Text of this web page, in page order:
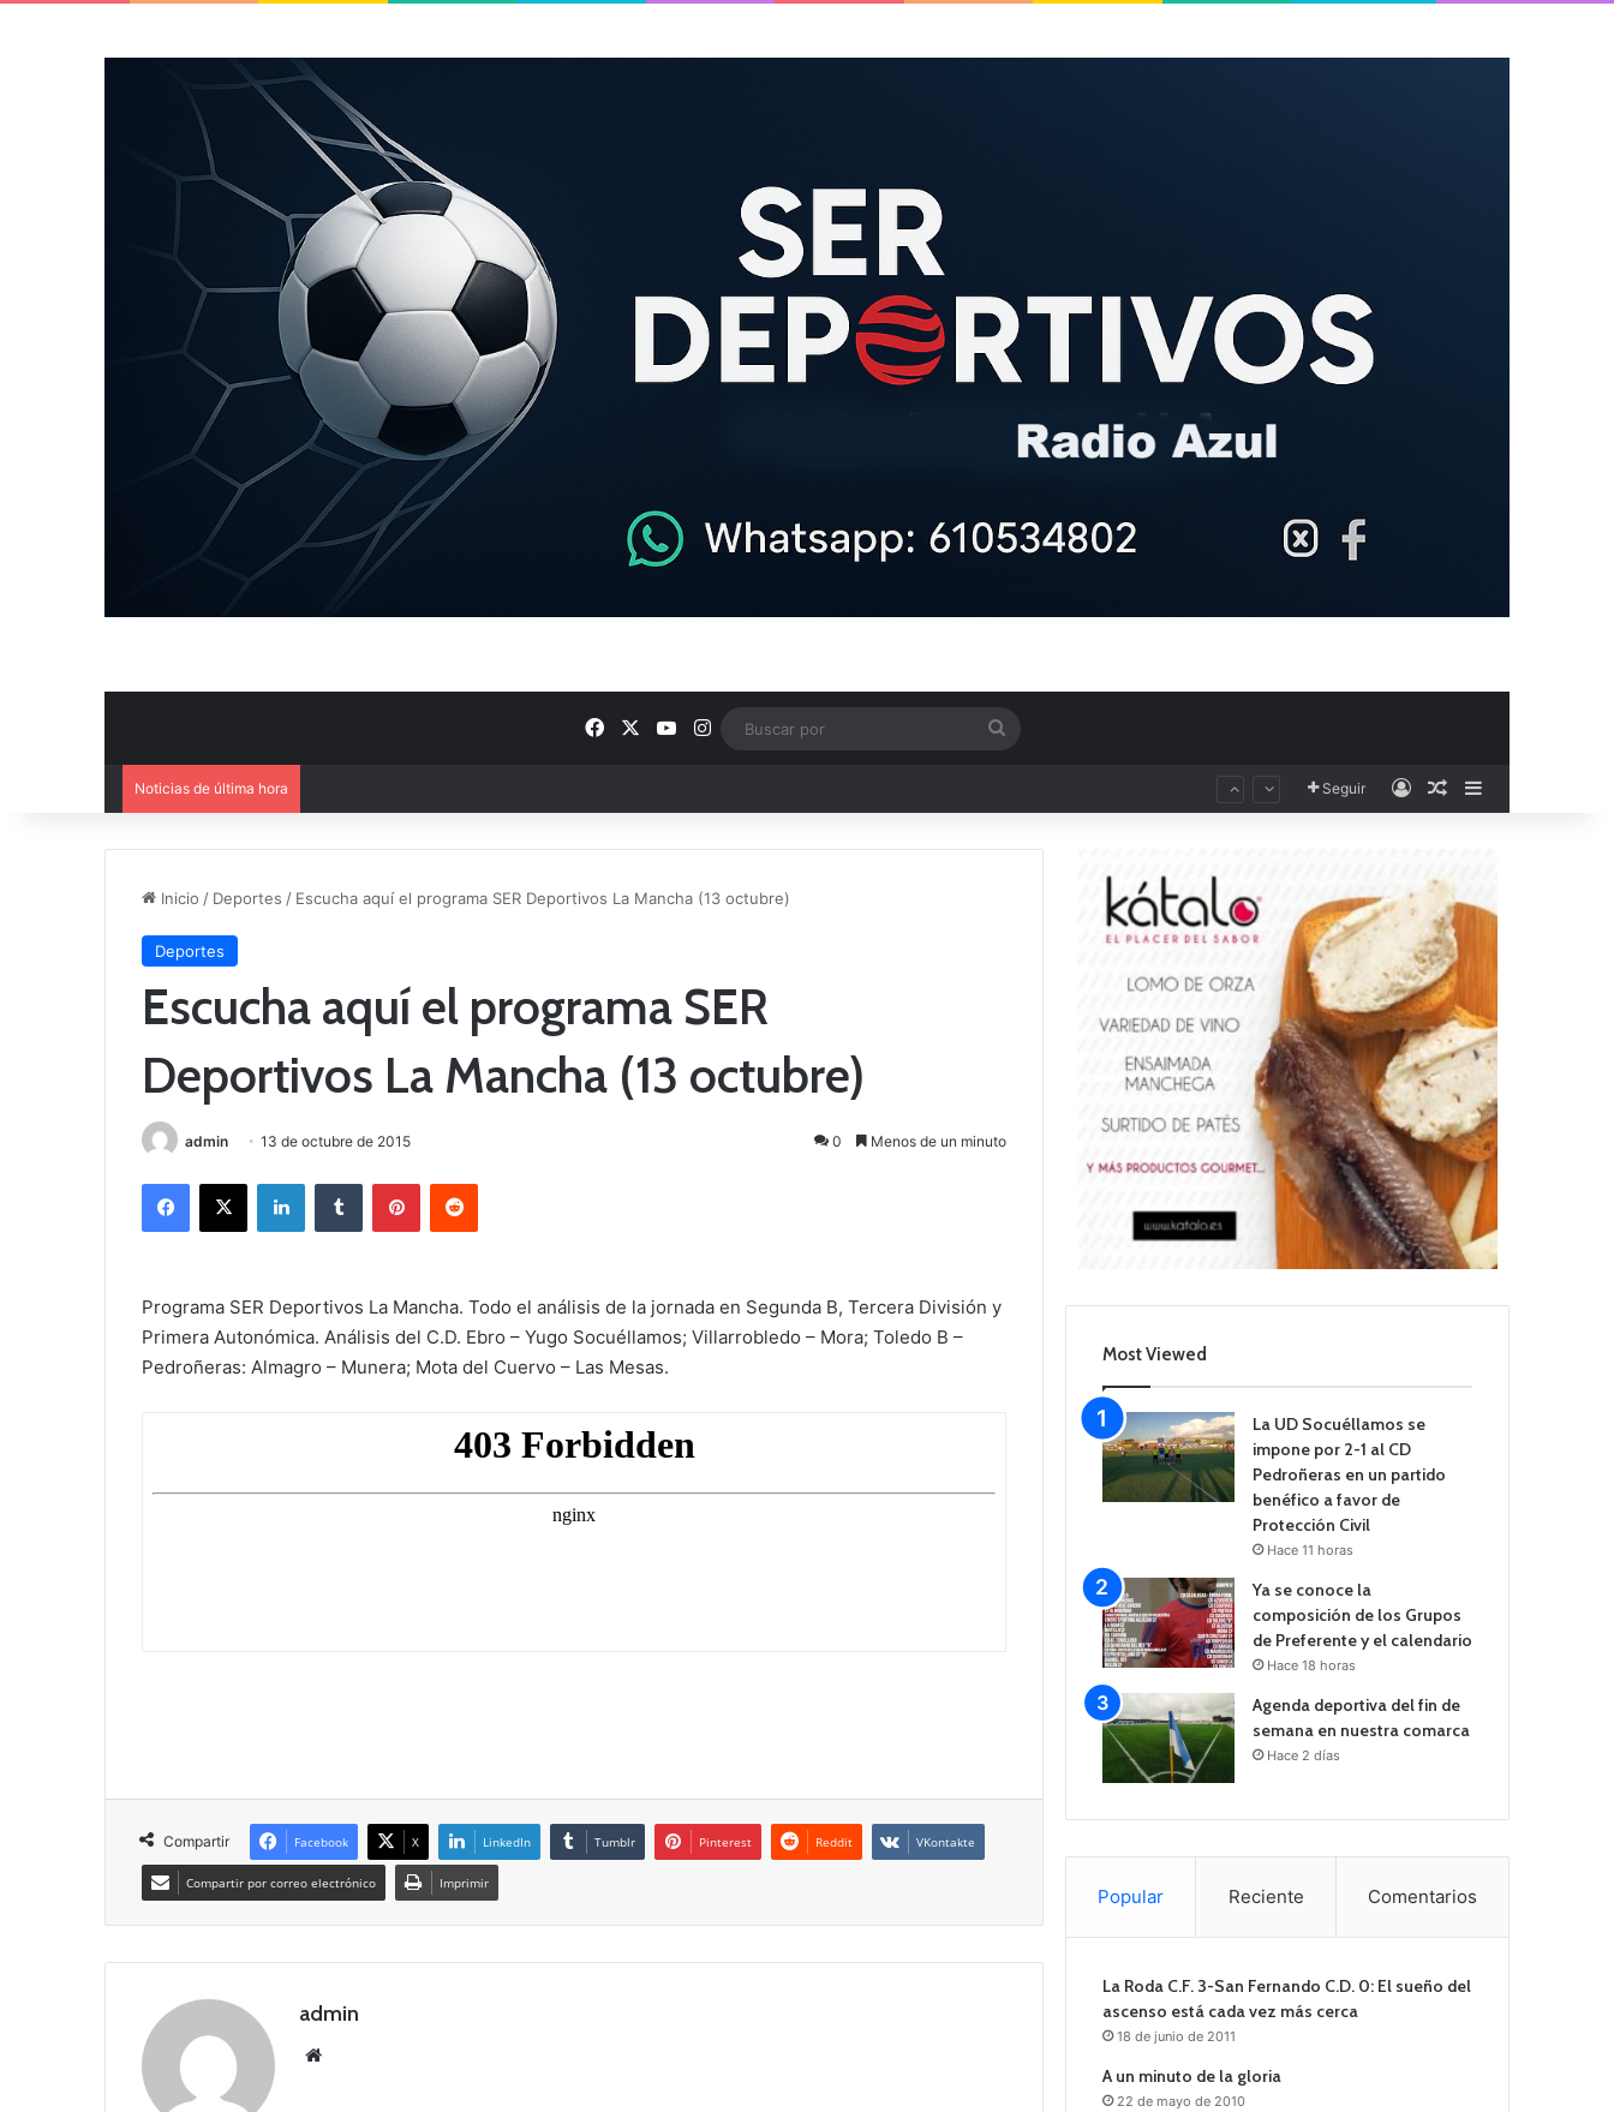
FacebookYouTube
Instagram
Noticias de última hora Seguir AccesoPublicación al
Inicio / Deportes / Escucha aquí el programa SER Deportivos La Mancha (13 octubre)
Deportes
Escucha aquí el programa SER
Deportivos La Mancha (13 octubre)
admin 13 de octubre de 2015 0 Menos de un minuto
Programa SER Deportivos La Mancha. Todo el análisis de la jornada en Segunda B, Tercera División y
Primera Autonómica. Análisis del C.D. Ebro – Yugo Socuéllamos; Villarrobledo – Mora; Toledo B –
Pedroñeras: Almagro – Munera; Mota del Cuervo – Las Mesas.
Compartir Facebook X LinkedIn Tumblr Pinterest Reddit VKontakte
Compartir por correo electrónico Imprimir
admin
Most Viewed
La UD Socuéllamos se
impone por 2-1 al CD
Pedroñeras en un partido
benéfico a favor de
Protección Civil
Hace 11 horas
Ya se conoce la
composición de los Grupos
de Preferente y el calendario
Hace 18 horas
Agenda deportiva del fin de
semana en nuestra comarca
Hace 2 días
Popular Reciente Comentarios
La Roda C.F. 3-San Fernando C.D. 0: El sueño del
ascenso está cada vez más cerca
18 de junio de 2011
A un minuto de la gloria
22 de mayo de 2010